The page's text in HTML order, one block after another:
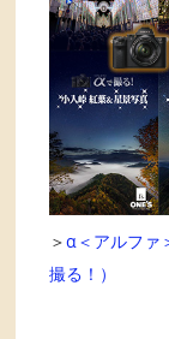
＞α＜アルファ
撮る！）